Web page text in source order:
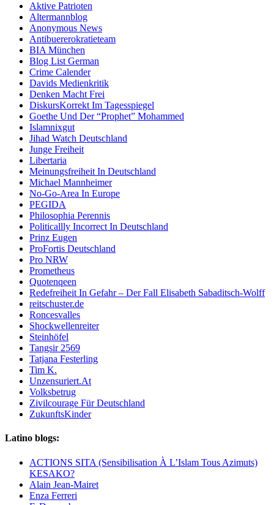
Aktive Patrioten
Altermannblog
Anonymous News
Antibuererokratieteam
BIA München
Blog List German
Crime Calender
Davids Medienkritik
Denken Macht Frei
DiskursKorrekt Im Tagesspiegel
Goethe Und Der “Prophet” Mohammed
Islamnixgut
Jihad Watch Deutschland
Junge Freiheit
Libertaria
Meinungsfreiheit In Deutschland
Michael Mannheimer
No-Go-Area In Europe
PEGIDA
Philosophia Perennis
Politicallly Incorrect In Deutschland
Prinz Eugen
ProFortis Deutschland
Pro NRW
Prometheus
Quotenqeen
Redefreiheit In Gefahr – Der Fall Elisabeth Sabaditsch-Wolff
reitschuster.de
Roncesvalles
Shockwellenreiter
Steinhöfel
Tangsir 2569
Tatjana Festerling
Tim K.
Unzensuriert.At
Volksbetrug
Zivilcourage Für Deutschland
ZukunftsKinder
Latino blogs:
ACTIONS SITA (Sensibilisation À L’Islam Tous Azimuts)
KESAKO?
Alain Jean-Mairet
Enza Ferreri